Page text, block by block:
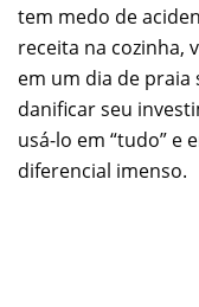
tem medo de
receita na cozinha,
em um dia de
danificar seu
usá-lo em “tudo” e
diferencial imenso.